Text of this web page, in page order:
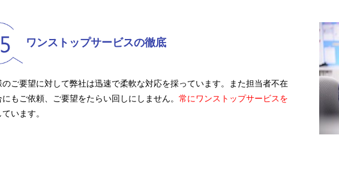
ワンストップサービスの徹底
のご要望に対して弊社は迅速で柔軟な対応を採っています。また担当者不在
もご依頼、ご要望をたらい回しにしません。 常にワンストップサービスを
ています。